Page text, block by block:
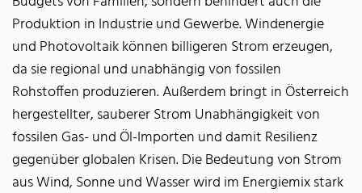
Produktion in Industrie und Gewerbe. Windenergie
und Photovoltaik können billigeren Strom erzeugen,
da sie regional und unabhängig von fossilen
Rohstoffen produzieren. Außerdem bringt in Österreich
hergestellter, sauberer Strom Unabhängigkeit von
fossilen Gas- und Öl-Importen und damit Resilienz
gegenüber globalen Krisen. Die Bedeutung von Strom
aus Wind, Sonne und Wasser wird im Energiemix stark